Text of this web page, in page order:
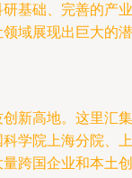
基础、完善的产业
域展现出巨大的潜
新高地。这里汇集
学院上海分院、上
跨国企业和本土创